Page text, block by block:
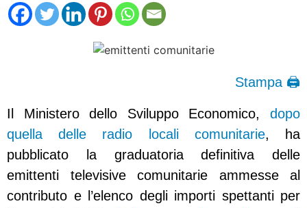
Stampa 🖨
Il Ministero dello Sviluppo Economico, dopo
quella delle radio locali comunitarie, ha
pubblicato la graduatoria definitiva delle
emittenti televisive comunitarie ammesse al
contributo e l’elenco degli importi spettanti per